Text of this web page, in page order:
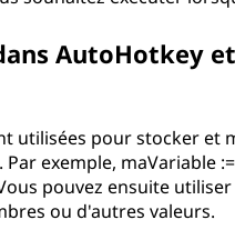
AutoHotkey
utilisées pour stocker et
exemple, maVariable
pouvez ensuite
ou d'autres valeurs.